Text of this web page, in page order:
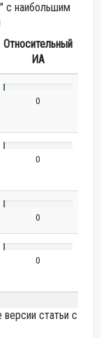
" с наибольшим
Относительный
ИА
0
0
0
0
статьи с